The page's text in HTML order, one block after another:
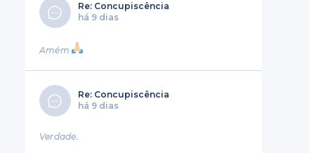
Re: Concupiscência
há 9 dias
Amém
Re: Concupiscência
há 9 dias
Verdade.